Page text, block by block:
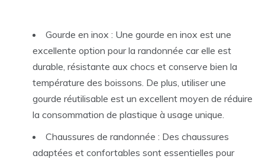
Gourde en inox : Une gourde en inox est une
excellente option pour la randonnée car elle est
durable, résistante aux chocs et conserve bien la
température des boissons. De plus, utiliser une
gourde réutilisable est un excellent moyen de réduire
la consommation de plastique à usage unique.
Chaussures de randonnée : Des chaussures
adaptées et confortables sont essentielles pour